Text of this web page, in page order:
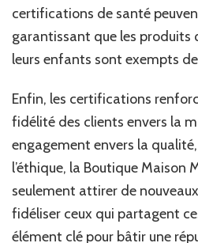
certifications de santé
garantissant que les produits
leurs enfants sont exempts
Enfin, les certifications
fidélité des clients envers la
engagement envers la
l’éthique, la Boutique Maison
seulement attirer de
fidéliser ceux qui partagent
élément clé pour bâtir une